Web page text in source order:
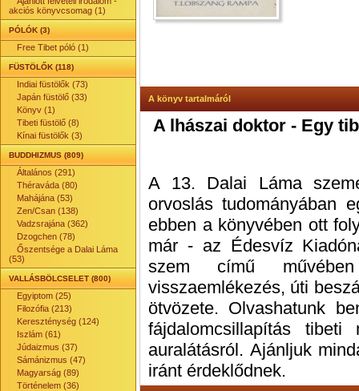
akciós könyvcsomag (1)
PÓLÓK (3)
Free Tibet póló (1)
FÜSTÖLŐK (118)
Indiai füstölők (73)
Japán füstölő (33)
Könyv (1)
Tibeti füstölő (8)
Kínai füstölők (3)
BUDDHIZMUS (809)
Általános (291)
Théraváda (80)
Mahájána (53)
Zen/Csan (138)
Vadzsrajána (362)
Dzogchen (78)
Őszentsége a Dalai Láma
(53)
VALLÁSBÖLCSELET (800)
Egyiptom (25)
Filozófia (213)
Kereszténység (124)
Iszlám (61)
Júdaizmus (37)
Sámánizmus (47)
Magyarság (89)
Történelem (36)
A könyv tartalmáról
A lhászai doktor - Egy
A 13. Dalai Láma
orvoslás tudományában
ebben a könyvében ott
már - az Édesvíz
szem című
visszaemlékezés, úti
ötvözete. Olvashatunk
fájdalomcsillapítás
auralátásról. Ajánljuk
iránt érdeklődnek.